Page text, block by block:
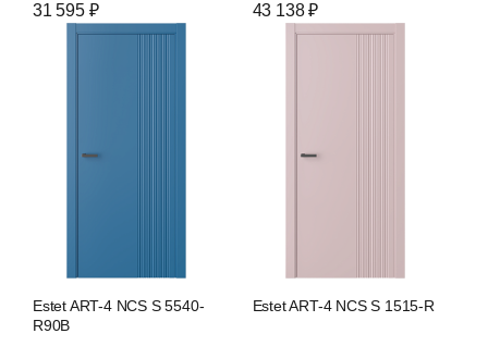
31 595 ₽ 43 138 ₽
Estet ART-4 NCS S 5540-
R90B
Estet ART-4 NCS S 1515-R